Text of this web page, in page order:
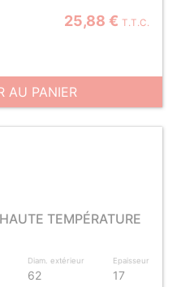
25,88 € T.T.C.
AU PANIER
TEMPÉRATURE
Diam. extérieur
62
Epaisseur
17